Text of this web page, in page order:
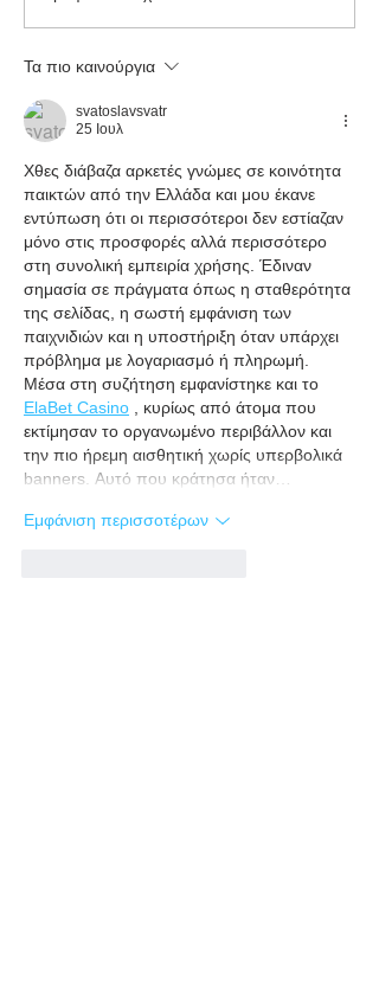
καύσωνας σαρώνει την
Τα πιο καινούργια
svatoslavsvatr
25 Ιουλ
Χθες διάβαζα αρκετές γνώμες σε κοινότητα
παικτών από την Ελλάδα και μου έκανε
εντύπωση ότι οι περισσότεροι δεν εστίαζαν
μόνο στις προσφορές αλλά περισσότερο
στη συνολική εμπειρία χρήσης. Έδιναν
σημασία σε πράγματα όπως η σταθερότητα
της σελίδας, η σωστή εμφάνιση των
παιχνιδιών και η υποστήριξη όταν υπάρχει
πρόβλημα με λογαριασμό ή πληρωμή.
Μέσα στη συζήτηση εμφανίστηκε και το
ElaBеt Casinо , κυρίως από άτομα που
εκτίμησαν το οργανωμένο περιβάλλον και
την πιο ήρεμη αισθητική χωρίς υπερβολικά
banners. Αυτό που κράτησα ήταν…
Εμφάνιση περισσοτέρων